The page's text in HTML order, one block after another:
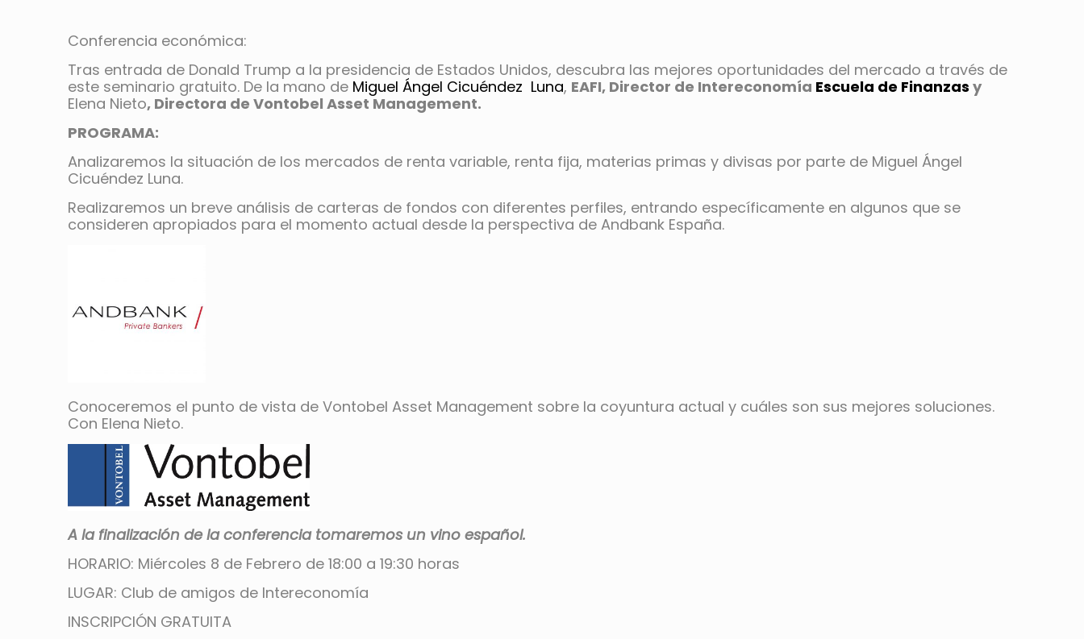
Conferencia económica:
Tras entrada de Donald Trump a la presidencia de Estados Unidos, descubra las mejores oportunidades del mercado a través de
este seminario gratuito. De la mano de Miguel Ángel Cicuéndez Luna, EAFI, Director de Intereconomía Escuela de Finanzas y
Elena Nieto, Directora de Vontobel Asset Management.
PROGRAMA:
Analizaremos la situación de los mercados de renta variable, renta fija, materias primas y divisas por parte de Miguel Ángel
Cicuéndez Luna.
Realizaremos un breve análisis de carteras de fondos con diferentes perfiles, entrando específicamente en algunos que se
consideren apropiados para el momento actual desde la perspectiva de Andbank España.
Conoceremos el punto de vista de Vontobel Asset Management sobre la coyuntura actual y cuáles son sus mejores soluciones.
Con Elena Nieto.
A la finalización de la conferencia tomaremos un vino español.
HORARIO: Miércoles 8 de Febrero de 18:00 a 19:30 horas
LUGAR: Club de amigos de Intereconomía
INSCRIPCIÓN GRATUITA